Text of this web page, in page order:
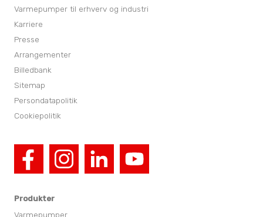
Produkter
Varmepumper
Varmepumper til erhverv og industri
Karriere
Presse
Arrangementer
Billedbank
Sitemap
Persondatapolitik
Cookiepolitik